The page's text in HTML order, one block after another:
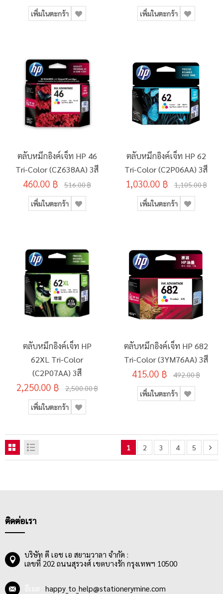
เพิ่มในตะกร้า เพิ่มในตะกร้า
ตลับหมึกอิงค์เจ็ท HP 46
Tri-Color (CZ638AA) 3สี
460.00 ฿ 516.00 ฿
เพิ่มในตะกร้า
ตลับหมึกอิงค์เจ็ท HP 62
Tri-Color (C2P06AA) 3สี
1,030.00 ฿ 1,105.00 ฿
เพิ่มในตะกร้า
ตลับหมึกอิงค์เจ็ท HP
62XL Tri-Color
(C2P07AA) 3สี
2,250.00 ฿ 2,500.00 ฿
เพิ่มในตะกร้า
ตลับหมึกอิงค์เจ็ท HP 682
Tri-Color (3YM76AA) 3สี
415.00 ฿ 492.00 ฿
เพิ่มในตะกร้า
1 2 3 4 5
ติดต่อเรา
บริษัท ดี เอช เอ สยามวาลา จำกัด :
เลขที่ 202 ถนนสุรวงศ์ เขตบางรัก กรุงเทพฯ 10500
happy_to_help@stationerymine.com